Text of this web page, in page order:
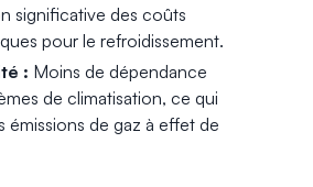
significative des coûts
pour le refroidissement.
: Moins de dépendance
de climatisation, ce qui
émissions de gaz à effet de